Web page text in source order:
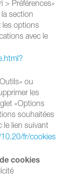
> Préférences»
section
les options
avec le
ou
les
«Options
souhaitées
le lien suivant
fr/cookies
cookies